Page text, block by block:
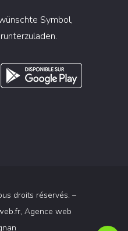
Symbol,
droits réservés. –
, Agence web